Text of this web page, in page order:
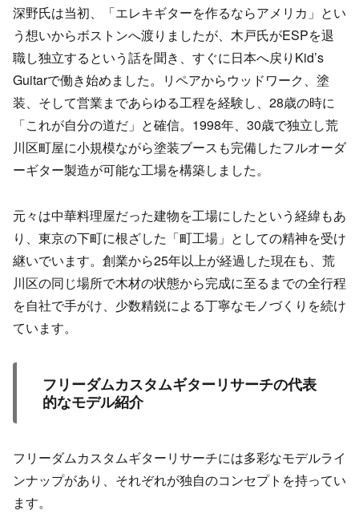
深野氏は当初、「エレキギターを作るならアメリカ」とい
う想いからボストンへ渡りましたが、木戸氏がESPを退
職し独立するという話を聞き、すぐに日本へ戻りKid’s
Guitarで働き始めました。リペアからウッドワーク、塗
装、そして営業まであらゆる工程を経験し、28歳の時に
「これが自分の道だ」と確信。1998年、30歳で独立し荒
川区町屋に小規模ながら塗装ブースも完備したフルオーダ
ーギター製造が可能な工場を構築しました。
元々は中華料理屋だった建物を工場にしたという経緯もあ
り、東京の下町に根ざした「町工場」としての精神を受け
継いでいます。創業から25年以上が経過した現在も、荒
川区の同じ場所で木材の状態から完成に至るまでの全行程
を自社で手がけ、少数精鋭による丁寧なモノづくりを続け
ています。
フリーダムカスタムギターリサーチの代表
的なモデル紹介
フリーダムカスタムギターリサーチには多彩なモデルライ
ンナップがあり、それぞれが独自のコンセプトを持ってい
ます。